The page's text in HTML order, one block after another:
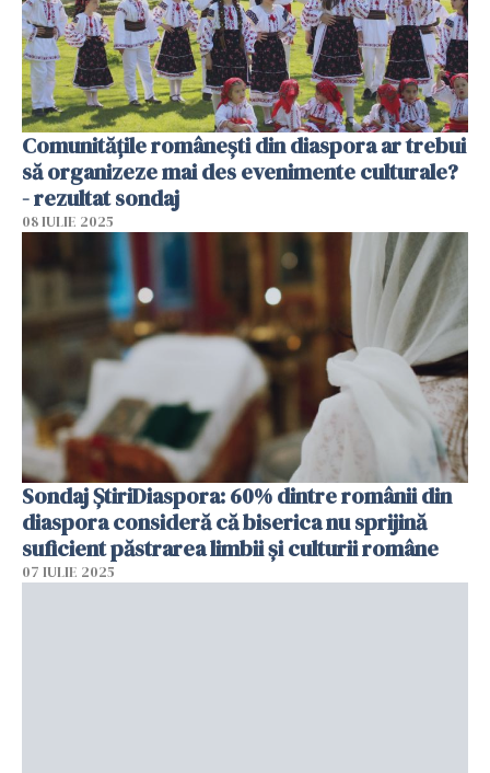
Comunitățile românești din diaspora ar trebui
să organizeze mai des evenimente culturale?
- rezultat sondaj
08 IULIE 2025
Sondaj ȘtiriDiaspora: 60% dintre românii din
diaspora consideră că biserica nu sprijină
suficient păstrarea limbii și culturii române
07 IULIE 2025